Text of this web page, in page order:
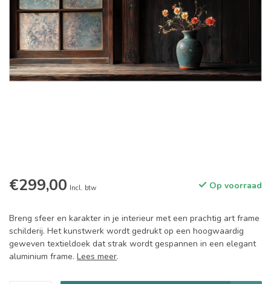
€299,00 Incl. btw Op voorraad
Breng sfeer en karakter in je interieur met een prachtig art frame
schilderij. Het kunstwerk wordt gedrukt op een hoogwaardig
geweven textieldoek dat strak wordt gespannen in een elegant
aluminium frame. Lees meer.